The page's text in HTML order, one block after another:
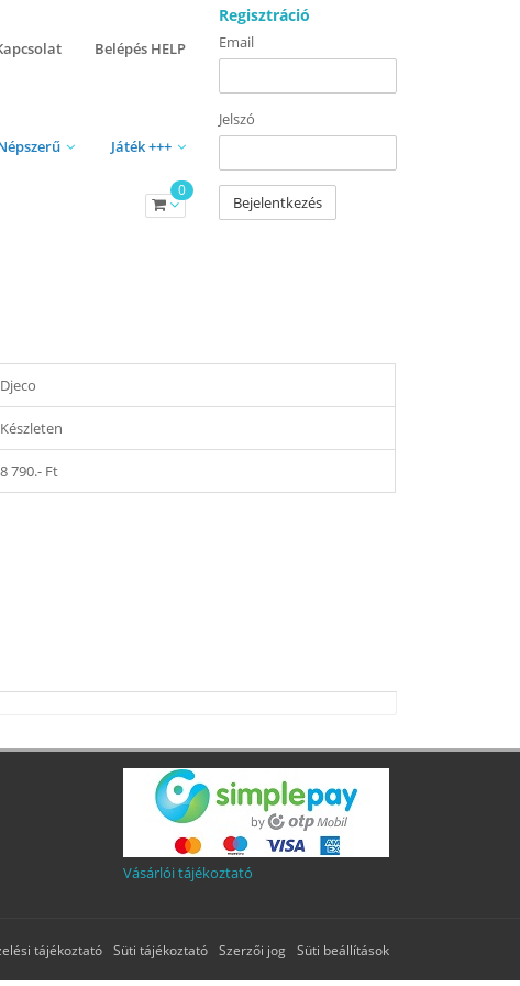
Belépés HELP
Játék +++
0
Regisztráció
Email
Jelszó
Bejelentkezés
Djeco
Készleten
8 790.- Ft
Vásárlói tájékoztató
Süti beállítások
tájékoztató Süti tájékoztató Szerzői jog